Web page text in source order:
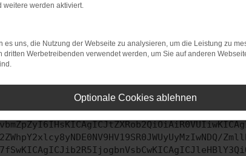
beheben.
auf dem neuesten Stand sind.
kann auch dazu führen, dass bestimmte
uns bitte. Wir werden versuchen, das Problem
weitere werden aktiviert.
es uns, die Nutzung der Webseite zu analysieren, um die Leistung zu
dritten Werbetreibenden verwendet werden, um Sie auf anderen
Optionale Cookies ablehnen